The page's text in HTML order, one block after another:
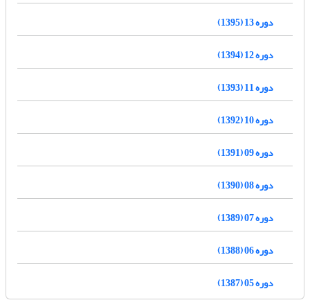
دوره 13 (1395)
دوره 12 (1394)
دوره 11 (1393)
دوره 10 (1392)
دوره 09 (1391)
دوره 08 (1390)
دوره 07 (1389)
دوره 06 (1388)
دوره 05 (1387)